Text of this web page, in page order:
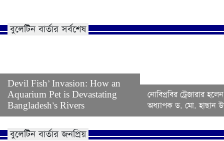
বুলেটিন বার্তার সর্বশেষ
Devil Fish’ Invasion: How an
Aquarium Pet is Devastating
Bangladesh’s Rivers
নোবিপ্রবির ট্রেজারার
অধ্যাপক ড. মো. হাছান
বুলেটিন বার্তার জনপ্রিয়